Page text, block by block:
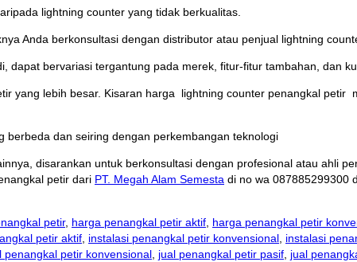
lightning counter yang tidak berkualitas.
Anda berkonsultasi dengan distributor atau penjual lightning
bervariasi tergantung pada merek, fitur-fitur tambahan, dan
yang lebih besar. Kisaran harga lightning counter penangkal petir
dan seiring dengan perkembangan teknologi
disarankan untuk berkonsultasi dengan profesional atau ahli
petir dari PT. Megah Alam Semesta di no wa 087885299300
petir, harga penangkal petir aktif harga penangkal petir
petir aktif instalasi penangkal petir konvensional instalasi
penangkal petir konvensional jual penangkal petir pasif jual